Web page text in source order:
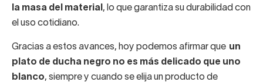
la masa del material , lo que garantiza su durabilidad con
el uso cotidiano.
Gracias a estos avances, hoy podemos afirmar que un
plato de ducha negro no es más delicado que uno
blanco, siempre y cuando se elija un producto de